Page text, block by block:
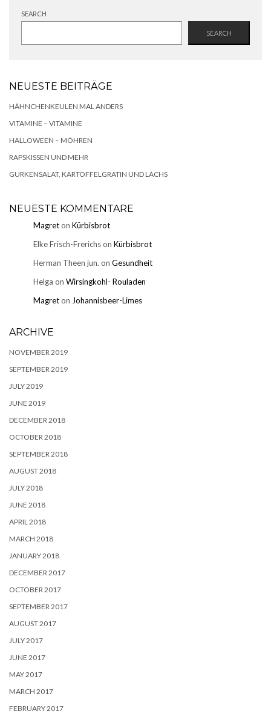
SEARCH
SEARCH
NEUESTE BEITRÄGE
HÄHNCHENKEULEN MAL ANDERS
VITAMINE – VITAMINE
HALLOWEEN – MÖHREN
RAPSKISSEN UND MEHR
GURKENSALAT, KARTOFFELGRATIN UND LACHS
NEUESTE KOMMENTARE
Magreton Kürbisbrot
Elke Frisch-Frerichson Kürbisbrot
Herman Theen jun. on Gesundheit
Helga on Wirsingkohl- Rouladen
Magreton Johannisbeer-Limes
ARCHIVE
NOVEMBER 2019
SEPTEMBER 2019
JULY 2019
JUNE 2019
DECEMBER 2018
OCTOBER 2018
SEPTEMBER 2018
AUGUST 2018
JULY 2018
JUNE 2018
APRIL 2018
MARCH 2018
JANUARY 2018
DECEMBER 2017
OCTOBER 2017
SEPTEMBER 2017
AUGUST 2017
JULY 2017
JUNE 2017
MAY 2017
MARCH 2017
FEBRUARY 2017